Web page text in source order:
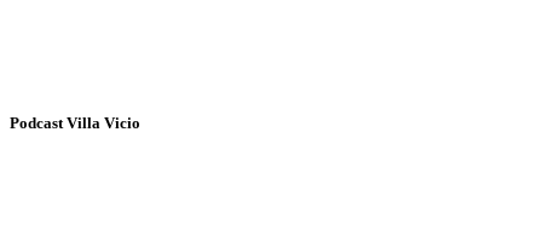
Podcast Villa Vicio